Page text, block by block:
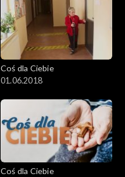
Coś dla Ciebie
01.06.2018
Coś dla Ciebie